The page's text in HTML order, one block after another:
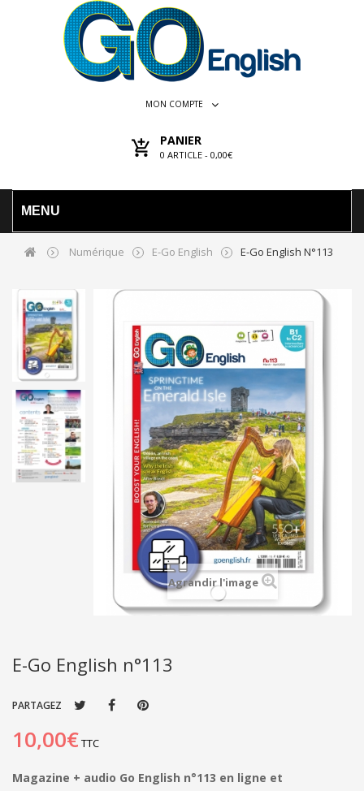
MON COMPTE
PANIER
0 ARTICLE - 0,00€
MENU
Numérique E-Go English E-Go English N°113
Agrandir l'image
E-Go English n°113
PARTAGEZ
10,00€TTC
Magazine + audio Go English n°113 en ligne et